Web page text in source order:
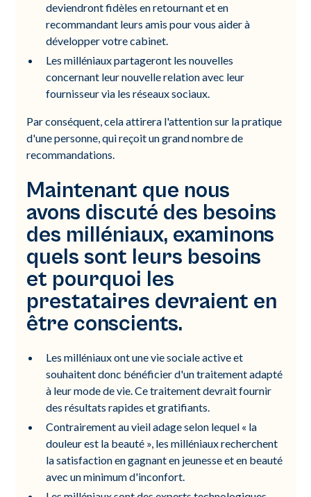
deviendront fidèles en retournant et en
recommandant leurs amis pour vous aider à
développer votre cabinet.
Les milléniaux partageront les nouvelles
concernant leur nouvelle relation avec leur
fournisseur via les réseaux sociaux.
Par conséquent, cela attirera l'attention sur la pratique
d'une personne, qui reçoit un grand nombre de
recommandations.
Maintenant que nous
avons discuté des besoins
des milléniaux, examinons
quels sont leurs besoins
et pourquoi les
prestataires devraient en
être conscients.
Les milléniaux ont une vie sociale active et
souhaitent donc bénéficier d'un traitement adapté
à leur mode de vie. Ce traitement devrait fournir
des résultats rapides et gratifiants.
Contrairement au vieil adage selon lequel « la
douleur est la beauté », les milléniaux recherchent
la satisfaction en gagnant en jeunesse et en beauté
avec un minimum d'inconfort.